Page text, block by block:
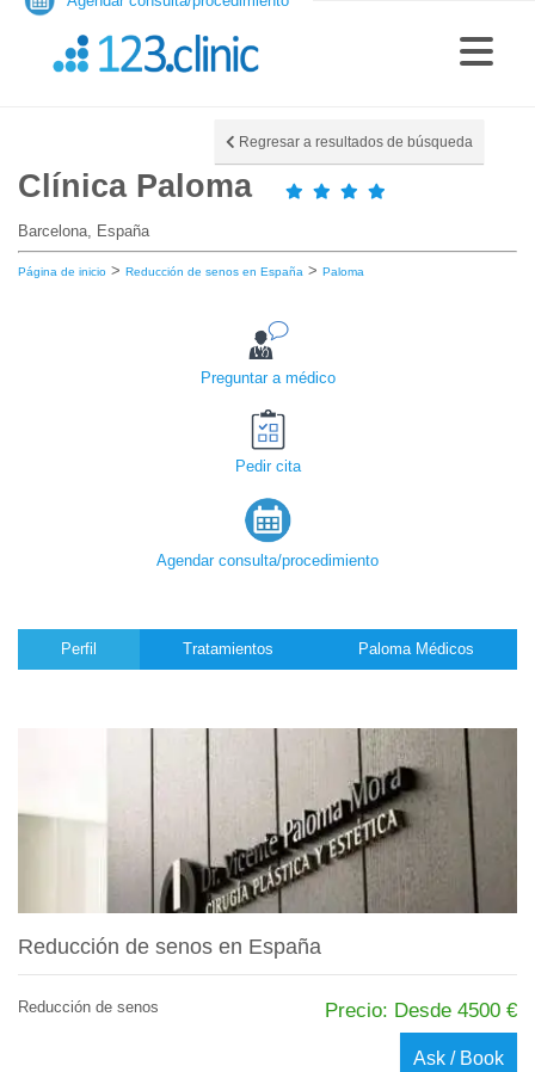
Regresar a resultados de búsqueda
Clínica Paloma
Barcelona, España
Página de inicio > Reducción de senos en España > Paloma
Preguntar a médico
Pedir cita
Agendar consulta/procedimiento
Perfil
Reducción de senos en España
Reducción de senos Precio: Desde 4500 €
Ask / Book
Tratamientos Paloma Médicos